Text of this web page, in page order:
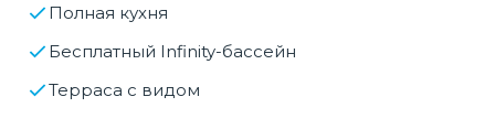
Полная кухня
Бесплатный Infinity-бассейн
Терраса с видом